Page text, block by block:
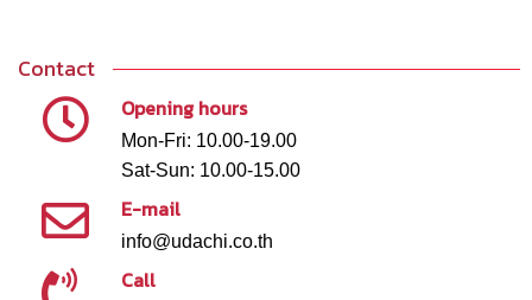
Contact
Opening hours
Mon-Fri: 10.00-19.00
Sat-Sun: 10.00-15.00
E-mail
info@udachi.co.th
Call